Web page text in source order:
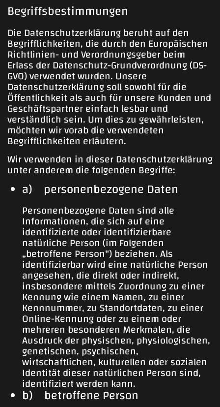
Begriffsbestimmungen
Die Datenschutzerklärung beruht auf den
Begrifflichkeiten, die durch den Europäischen
Richtlinien- und Verordnungsgeber beim
Erlass der Datenschutz-Grundverordnung (DS-
GVO) verwendet wurden. Unsere
Datenschutzerklärung soll sowohl für die
Öffentlichkeit als auch für unsere Kunden und
Geschäftspartner einfach lesbar und
verständlich sein. Um dies zu gewährleisten,
möchten wir vorab die verwendeten
Begrifflichkeiten erläutern.
Wir verwenden in dieser Datenschutzerklärung
unter anderem die folgenden Begriffe:
a) personenbezogene Daten
Personenbezogene Daten sind alle
Informationen, die sich auf eine
identifizierte oder identifizierbare
natürliche Person (im Folgenden
„betroffene Person") beziehen. Als
identifizierbar wird eine natürliche Person
angesehen, die direkt oder indirekt,
insbesondere mittels Zuordnung zu einer
Kennung wie einem Namen, zu einer
Kennnummer, zu Standortdaten, zu einer
Online-Kennung oder zu einem oder
mehreren besonderen Merkmalen, die
Ausdruck der physischen, physiologischen,
genetischen, psychischen,
wirtschaftlichen, kulturellen oder sozialen
Identität dieser natürlichen Person sind,
identifiziert werden kann.
b) betroffene Person